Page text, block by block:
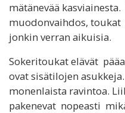
mätänevää
muodonvaihdos,
jonkin verran aikuisia.
Sokeritoukat elävät
ovat sisätilojen
monenlaista ravintoa.
pakenevat nopeasti